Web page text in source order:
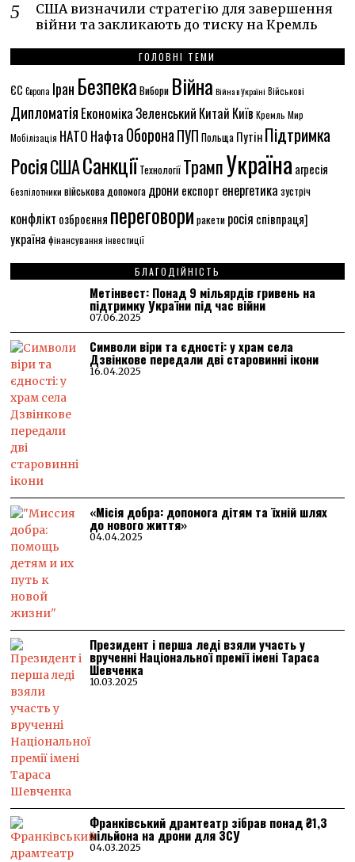
США визначили стратегію для завершення
війни та закликають до тиску на Кремль
ГОЛОВНІ ТЕМИ
ЄС Європа Іран Безпека Вибори Війна Війна в Україні Військові
Дипломатія ЕкономікаЗеленський Китай Київ Кремль Мир
Мобілізація НАТО Нафта ОборонаПУП Польща ПутінПідтримка
РосіяСШАСанкціїТехнологіїТрампУкраїна агресія
безпілотники військова допомога дрони експорт енергетика зустріч
конфлікт озброєння переговори ракети росія співпраця]
україна фінансування інвестиції
БЛАГОДІЙНІСТЬ
Метінвест: Понад 9 мільярдів гривень на
підтримку України під час війни
07.06.2025
Символи віри та єдності: у храм села
Дзвінкове передали дві старовинні ікони
16.04.2025
«Місія добра: допомога дітям та їхній шлях
до нового життя»
04.04.2025
Президент і перша леді взяли участь у
врученні Національної премії імені Тараса
Шевченка
10.03.2025
Франківський драмтеатр зібрав понад ₴1,3
мільйона на дрони для ЗСУ
04.03.2025